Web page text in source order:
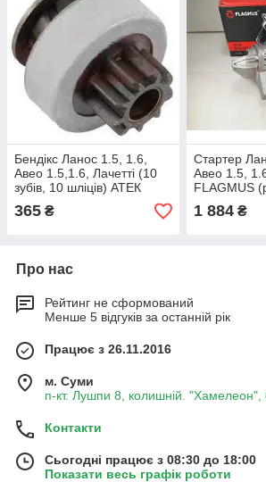
Бендікс Ланос 1.5, 1.6,
Авео 1.5,1.6, Лачетті (10
зубів, 10 шліців) АТЕК
365 ₴
Стартер
Авео 1.5,
FLAGMUS
зубів)
1 884₴
Про нас
Рейтинг не сформований
Менше 5 відгуків за останній рік
Працює з 26.11.2016
м. Суми
п-кт. Лушпи 8, колишній. "Хамелеон",
Контакти
Сьогодні працює з 08:30 до 18:00
Показати весь графік роботи